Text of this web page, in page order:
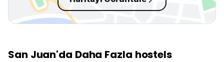
San Juan'da Daha Fazla hostels